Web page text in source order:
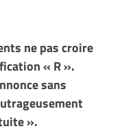
ne pas croire
« R ».
sans
».